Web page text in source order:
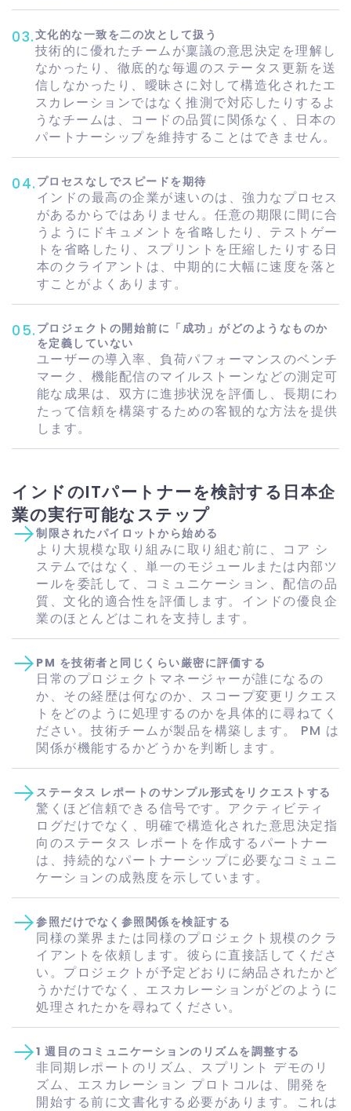
03.文化的な一致を二の次として扱う
技術的に優れたチームが稟議の意思決定を理解し
なかったり、徹底的な毎週のステータス更新を送
信しなかったり、曖昧さに対して構造化されたエ
スカレーションではなく推測で対応したりするよ
うなチームは、コードの品質に関係なく、日本の
パートナーシップを維持することはできません。
04. プロセスなしでスピードを期待
インドの最高の企業が速いのは、強力なプロセス
があるからではありません。任意の期限に間に合
うようにドキュメントを省略したり、テストゲー
トを省略したり、スプリントを圧縮したりする日
本のクライアントは、中期的に大幅に速度を落と
すことがよくあります。
05. プロジェクトの開始前に「成功」​​がどのようなものか
を定義していない
ユーザーの導入率、負荷パフォーマンスのベンチ
マーク、機能配信のマイルストーンなどの測定可
能な成果は、双方に進捗状況を評価し、長期にわ
たって信頼を構築するための客観的な方法を提供
します。
インドのITパートナーを検討する日本企
業の実行可能なステップ
制限されたパイロットから始める
より大規模な取り組みに取り組む前に、コア シ
ステムではなく、単一のモジュールまたは内部ツ
ールを委託して、コミュニケーション、配信の品
質、文化的適合性を評価します。インドの優良企
業のほとんどはこれを支持します。
PM を技術者と同じくらい厳密に評価する
日常のプロジェクトマネージャーが誰になるの
か、その経歴は何なのか、スコープ変更リクエス
トをどのように処理するのかを具体的に尋ねてく
ださい。技術チームが製品を構築します。 PM は
関係が機能するかどうかを判断します。
ステータス レポートのサンプル形式をリクエストする
驚くほど信頼できる信号です。アクティビティ
ログだけでなく、明確で構造化された意思決定指
向のステータス レポートを作成するパートナー
は、持続的なパートナーシップに必要なコミュニ
ケーションの成熟度を示しています。
参照だけでなく参照関係を検証する
同様の業界または同様のプロジェクト規模のクラ
イアントを依頼します。彼らに直接話してくださ
い。プロジェクトが予定どおりに納品されたかど
うかだけでなく、エスカレーションがどのように
処理されたかを尋ねてください。
1 週目のコミュニケーションのリズムを調整する
非同期レポートのリズム、スプリント デモのリ
ズム、エスカレーション プロトコルは、開発を
開始する前に文書化する必要があります。これは